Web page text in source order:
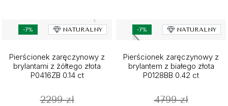
-7% NATURALNY
Pierścionek zaręczynowy z
brylantami z żółtego złota
P0416ZB 0.14 ct
2299 zł
-7% NATURALNY
Pierścionek zaręczynowy z
brylantem z białego złota
P0128BB 0.42 ct
4799 zł